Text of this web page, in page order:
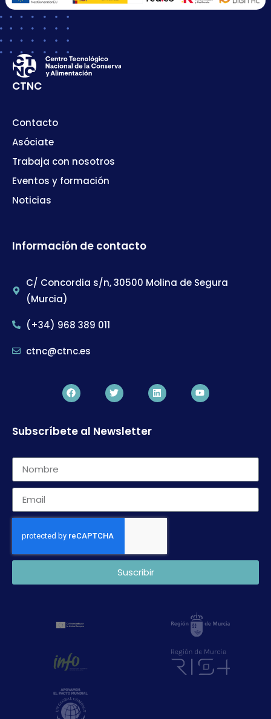
CTNC
Contacto
Asóciate
Trabaja con nosotros
Eventos y formación
Noticias
Información de contacto
C/ Concordia s/n, 30500 Molina de Segura
(Murcia)
(+34) 968 389 011
ctnc@ctnc.es
Subscríbete al Newsletter
Suscribir